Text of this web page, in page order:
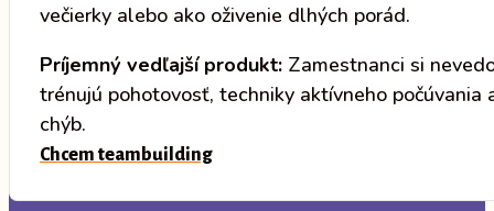
večierky alebo ako oživenie dlhých porád.
Príjemný vedľajší produkt: Zamestnanci si
trénujú pohotovosť, techniky aktívneho počúvania
chýb.
Chcem teambuilding